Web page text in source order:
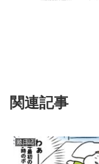
関連記事
絵日記